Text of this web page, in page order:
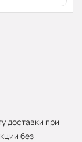
доставки при
без